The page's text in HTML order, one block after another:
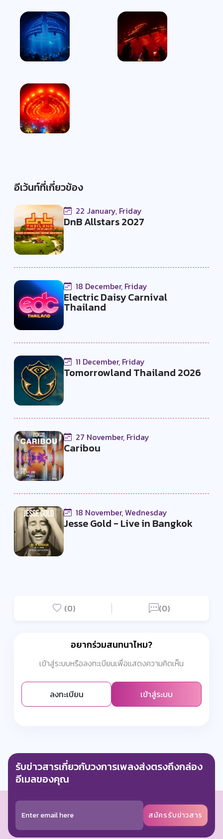
อีเว้นท์ที่เกี่ยวข้อง
22 January, Friday
DnB Allstars 2027
18 December, Friday
Electric Daisy Carnival
Thailand
11 December, Friday
Tomorrowland Thailand 2026
27 November, Friday
Caribou
18 November, Wednesday
Jesse Gold - Live in Bangkok
(0) (0)
อยากร่วมสนทนาไหม?
เข้าสู่ระบบหรือลงทะเบียนเพื่อแสดงความคิดเห็น
ลงทะเบียน เข้าสู่ระบบ
รับข่าวสารเกี่ยวกับวงการเพลงส่งตรงถึงกล่อง
อีเมลของคุณ
สมัครรับข่าวสาร